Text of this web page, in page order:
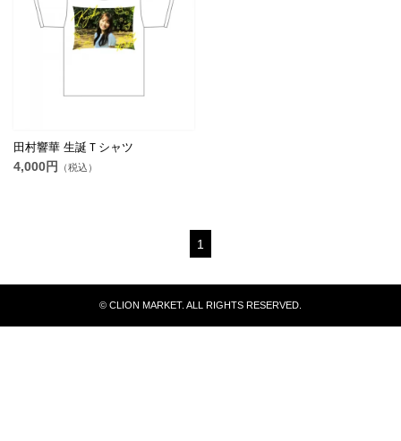
田村響華 生誕Ｔシャツ
4,000円 （税込）
1
© CLION MARKET. ALL RIGHTS RESERVED.